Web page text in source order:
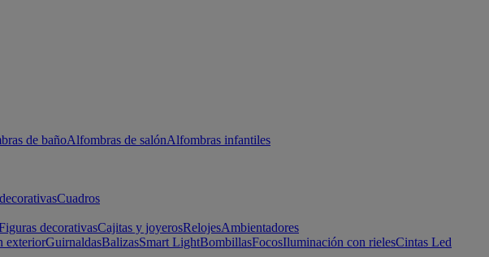
de bañoAlfombras de salónAlfombras infantiles
Cuadros
decorativasCajitas y joyerosRelojesAmbientadores
exteriorGuirnaldasBalizasSmart LightBombillasFocosIluminación con rielesCintas Led